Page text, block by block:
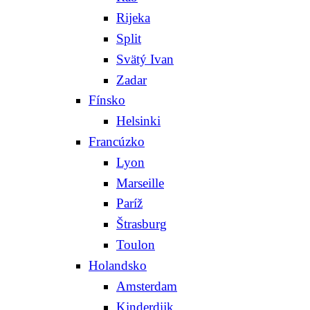
Rijeka
Split
Svätý Ivan
Zadar
Fínsko
Helsinki
Francúzko
Lyon
Marseille
Paríž
Štrasburg
Toulon
Holandsko
Amsterdam
Kinderdijk